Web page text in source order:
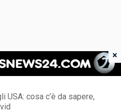
News 24
USA: cosa c’è da sapere,
×